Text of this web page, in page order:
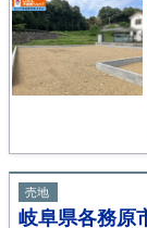
売地